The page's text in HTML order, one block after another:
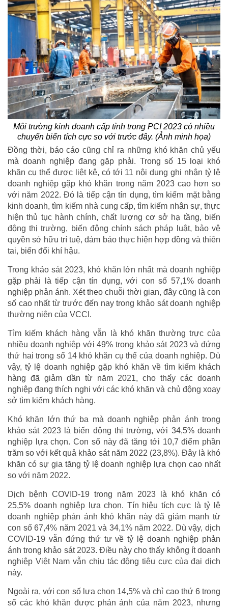
Môi trường kinh doanh cấp tỉnh trong PCI 2023 có nhiều
chuyển biến tích cực so với trước đây. (Ảnh minh họa)
Đồng thời, báo cáo cũng chỉ ra những khó khăn chủ yếu
mà doanh nghiệp đang gặp phải. Trong số 15 loại khó
khăn cụ thể được liệt kê, có tới 11 nội dung ghi nhận tỷ lệ
doanh nghiệp gặp khó khăn trong năm 2023 cao hơn so
với năm 2022. Đó là tiếp cận tín dụng, tìm kiếm mặt bằng
kinh doanh, tìm kiếm nhà cung cấp, tìm kiếm nhân sự, thực
hiện thủ tục hành chính, chất lượng cơ sở hạ tầng, biến
động thị trường, biến động chính sách pháp luật, bảo vệ
quyền sở hữu trí tuệ, đảm bảo thực hiện hợp đồng và thiên
tai, biến đổi khí hậu.
Trong khảo sát 2023, khó khăn lớn nhất mà doanh nghiệp
gặp phải là tiếp cận tín dụng, với con số 57,1% doanh
nghiệp phản ánh. Xét theo chuỗi thời gian, đây cũng là con
số cao nhất từ trước đến nay trong khảo sát doanh nghiệp
thường niên của VCCI.
Tìm kiếm khách hàng vẫn là khó khăn thường trực của
nhiều doanh nghiệp với 49% trong khảo sát 2023 và đứng
thứ hai trong số 14 khó khăn cụ thể của doanh nghiệp. Dù
vậy, tỷ lệ doanh nghiệp gặp khó khăn về tìm kiếm khách
hàng đã giảm dần từ năm 2021, cho thấy các doanh
nghiệp đang thích nghi với các khó khăn và chủ động xoay
sở tìm kiếm khách hàng.
Khó khăn lớn thứ ba mà doanh nghiệp phản ánh trong
khảo sát 2023 là biến động thị trường, với 34,5% doanh
nghiệp lựa chọn. Con số này đã tăng tới 10,7 điểm phần
trăm so với kết quả khảo sát năm 2022 (23,8%). Đây là khó
khăn có sự gia tăng tỷ lệ doanh nghiệp lựa chọn cao nhất
so với năm 2022.
Dịch bệnh COVID-19 trong năm 2023 là khó khăn có
25,5% doanh nghiệp lựa chọn. Tín hiệu tích cực là tỷ lệ
doanh nghiệp phản ánh khó khăn này đã giảm mạnh từ
con số 67,4% năm 2021 và 34,1% năm 2022. Dù vậy, dịch
COVID-19 vẫn đứng thứ tư về tỷ lệ doanh nghiệp phản
ánh trong khảo sát 2023. Điều này cho thấy không ít doanh
nghiệp Việt Nam vẫn chịu tác động tiêu cực của đại dịch
này.
Ngoài ra, với con số lựa chọn 14,5% và chỉ cao thứ 6 trong
số các khó khăn được phản ánh của năm 2023, nhưng